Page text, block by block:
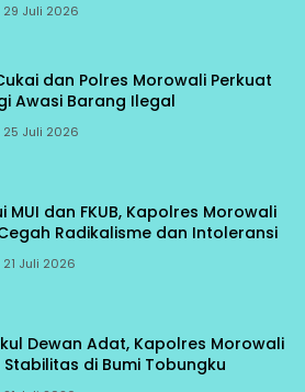
29 Juli 2026
dan Polres Morowali Perkuat
Awasi Barang Ilegal
25 Juli 2026
MUI dan FKUB, Kapolres Morowali
Radikalisme dan Intoleransi
21 Juli 2026
Dewan Adat, Kapolres Morowali
di Bumi Tobungku